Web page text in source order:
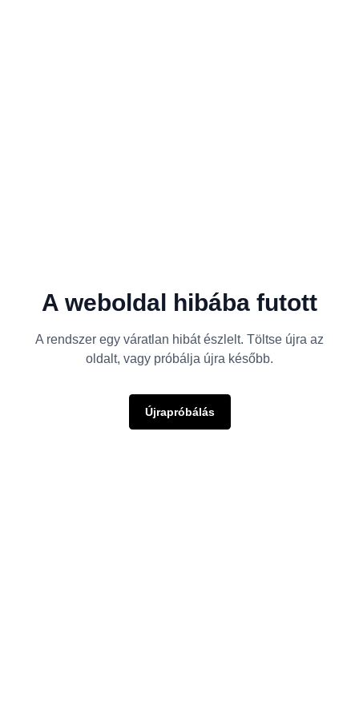
A weboldal hibába futott
A rendszer egy váratlan hibát észlelt. Töltse újra az
oldalt, vagy próbálja újra később.
Újrapróbálás